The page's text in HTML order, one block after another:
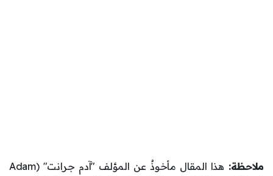
ملاحظة:
هذا المقال مأخوذٌ عن المؤلف "آدم جرانت" (Adam